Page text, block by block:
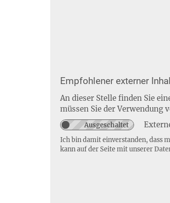
Empfohlener externer
An dieser Stelle finden Sie
müssen Sie der Verwendung
Ich bin damit einverstanden, dass
kann auf der Seite mit unserer